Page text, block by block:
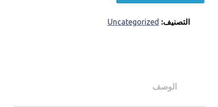
التصنيف: Uncategorized
الوصف